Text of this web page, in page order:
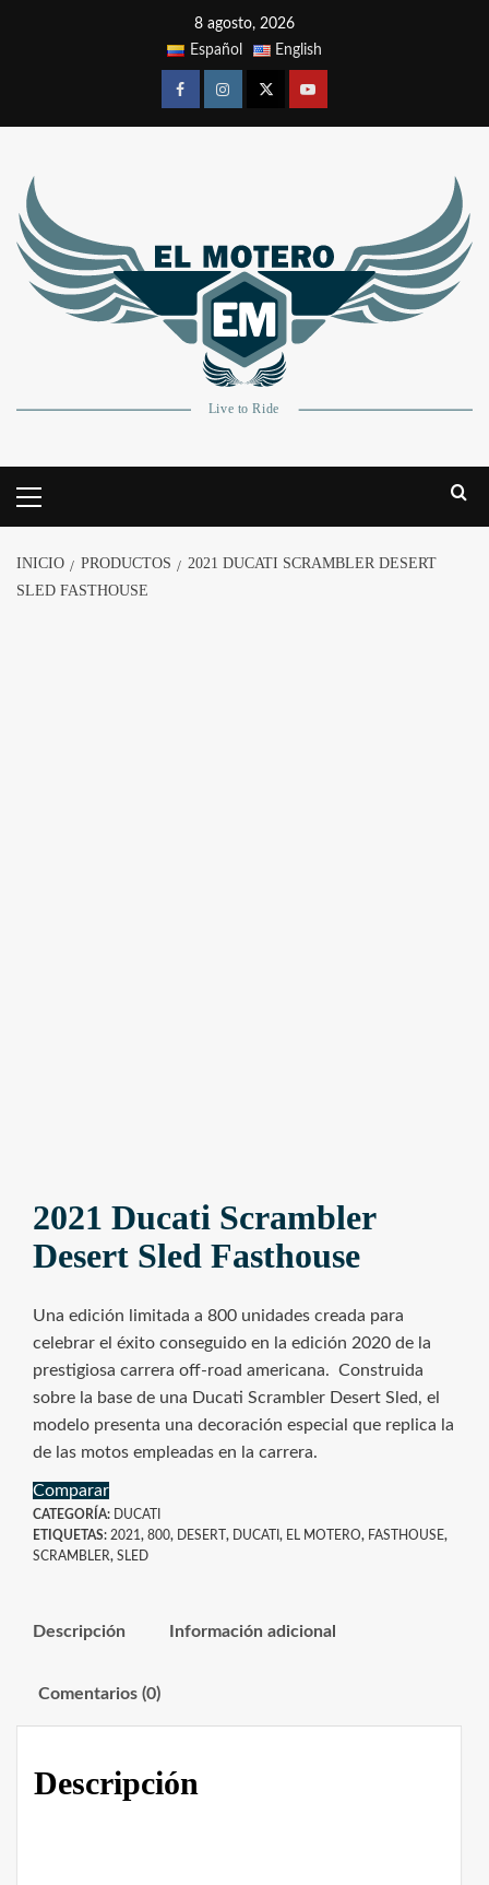
8 agosto, 2026
Español
English
INICIO PRODUCTOS
2021 DUCATI SCRAMBLER DESERT
SLED FASTHOUSE
2021 Ducati Scrambler
Desert Sled Fasthouse
Una edición limitada a 800 unidades creada para
celebrar el éxito conseguido en la edición 2020 de la
prestigiosa carrera off-road americana. Construida
sobre la base de una Ducati Scrambler Desert Sled, el
modelo presenta una decoración especial que replica la
de las motos empleadas en la carrera.
Comparar
CATEGORÍA:
DUCATI
ETIQUETAS: 2021 , 800, DESERT , DUCATI , EL MOTERO, FASTHOUSE,
SCRAMBLER, SLED
Descripción Información adicional
Comentarios (0)
Descripción